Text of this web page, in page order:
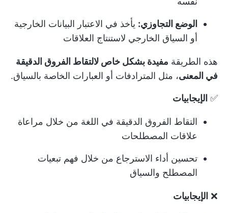
الوضع التجاوزي: يأخذ في الاعتبار البيانات الخارجية
أو السياق الخارجي لاستنتاج العلاقات
هذه الطريقة مفيدة بشكل خاص لالتقاط الفروق الدقيقة
في المعنى، مثل المترادفات أو العبارات الخاصة بالسياق.
✅ الإيجابيات
التقاط الفروق الدقيقة في اللغة من خلال مراعاة
علاقات المصطلحات
تحسين أداء الاسترجاع من خلال فهم تبعيات
المصطلح والسياق
❌ الإيجابيات